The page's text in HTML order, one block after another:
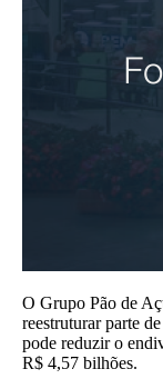
O Grupo Pão de
reestruturar parte
pode reduzir o
R$ 4,57 bilhões.